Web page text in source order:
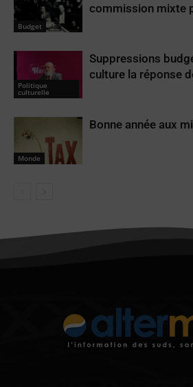
Budget
commission mixte
Politique
culturelle
Suppressions
culture la réponse
Monde
Bonne année aux